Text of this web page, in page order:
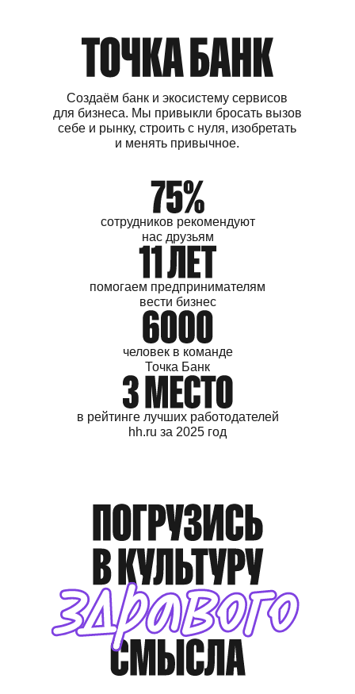
Создаём банк и экосистему сервисов
для бизнеса. Мы привыкли бросать вызов
себе и рынку, строить с нуля, изобретать
и менять привычное.
сотрудников рекомендуют
нас друзьям
помогаем предпринимателям
вести бизнес
человек в команде
Точка Банк
в рейтинге лучших работодателей
hh.ru за 2025 год